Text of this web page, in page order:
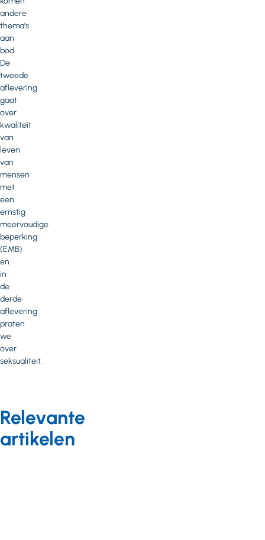
andere
thema’s
aan
bod.
De
tweede
aflevering
gaat
over
kwaliteit
van
leven
van
mensen
met
een
ernstig
meervoudige
beperking
(EMB)
en
in
de
derde
aflevering
praten
we
over
seksualiteit.
Relevante
artikelen